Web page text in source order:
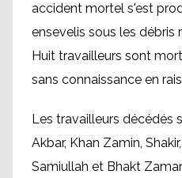
accident mortel s'est
ensevelis sous les débris
Huit travailleurs sont
sans connaissance en
Les travailleurs décédés
Akbar, Khan Zamin,
Samiullah et Bhakt